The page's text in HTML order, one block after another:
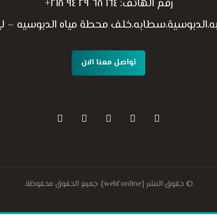
رقم الهاتف:١٦٤ ٦٨ ٢٩ ٩٤ ٢١٨+
محطة مياه الدبوسيه –
تواصل معنا الان
© حقوق النشر [web٢online]. جميع الحقوق محفوظة.